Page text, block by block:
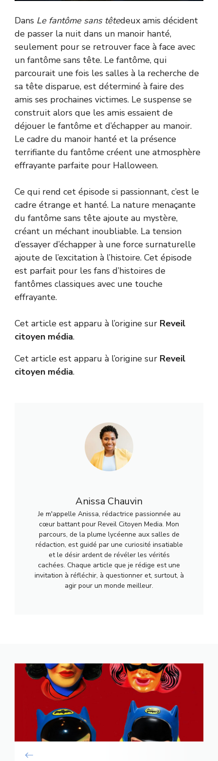
Dans Le fantôme sans têtedeux amis décident
de passer la nuit dans un manoir hanté,
seulement pour se retrouver face à face avec
un fantôme sans tête. Le fantôme, qui
parcourait une fois les salles à la recherche de
sa tête disparue, est déterminé à faire des
amis ses prochaines victimes. Le suspense se
construit alors que les amis essaient de
déjouer le fantôme et d’échapper au manoir.
Le cadre du manoir hanté et la présence
terrifiante du fantôme créent une atmosphère
effrayante parfaite pour Halloween.
Ce qui rend cet épisode si passionnant, c’est le
cadre étrange et hanté. La nature menaçante
du fantôme sans tête ajoute au mystère,
créant un méchant inoubliable. La tension
d’essayer d’échapper à une force surnaturelle
ajoute de l’excitation à l’histoire. Cet épisode
est parfait pour les fans d’histoires de
fantômes classiques avec une touche
effrayante.
Cet article est apparu à l’origine sur Reveil
citoyen média.
Cet article est apparu à l’origine sur Reveil
citoyen média.
Anissa Chauvin
Je m'appelle Anissa, rédactrice passionnée au
cœur battant pour Reveil Citoyen Media. Mon
parcours, de la plume lycéenne aux salles de
rédaction, est guidé par une curiosité insatiable
et le désir ardent de révéler les vérités
cachées. Chaque article que je rédige est une
invitation à réfléchir, à questionner et, surtout, à
agir pour un monde meilleur.